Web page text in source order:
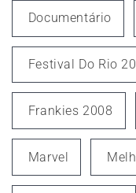
Documentário
Festival Do Rio
Frankies 2008
Marvel